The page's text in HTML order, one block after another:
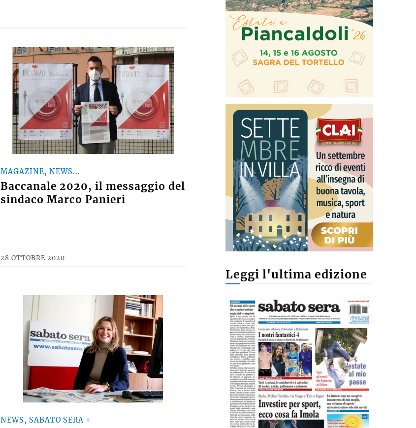
MAGAZINE, NEWS...
Baccanale 2020, il messaggio del
sindaco Marco Panieri
28 OTTOBRE 2020
NEWS, SABATO SERA +
Leggi l'ultima edizione